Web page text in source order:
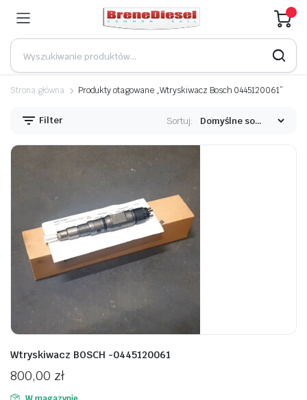
Strona główna Produkty otagowane „Wtryskiwacz Bosch 0445120061”
Filter Sortuj:
Wtryskiwacz BOSCH -0445120061
800,00 zł